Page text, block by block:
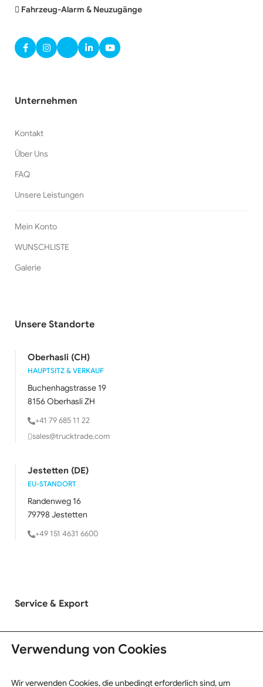
Fahrzeug-Alarm & Neuzugänge
Unternehmen
Kontakt
Über Uns
FAQ
Unsere Leistungen
Mein Konto
WUNSCHLISTE
Galerie
Unsere Standorte
Oberhasli (CH)
HAUPTSITZ & VERKAUF
Buchenhagstrasse 19
8156 Oberhasli ZH
+41 79 685 11 22
sales@trucktrade.com
Jestetten (DE)
EU-STANDORT
Randenweg 16
79798 Jestetten
+49 151 4631 6600
Service & Export
LKW Verkauf
Exportinformationen
Verwendung von Cookies
Wir verwenden Cookies, die unbedingt erforderlich sind, um